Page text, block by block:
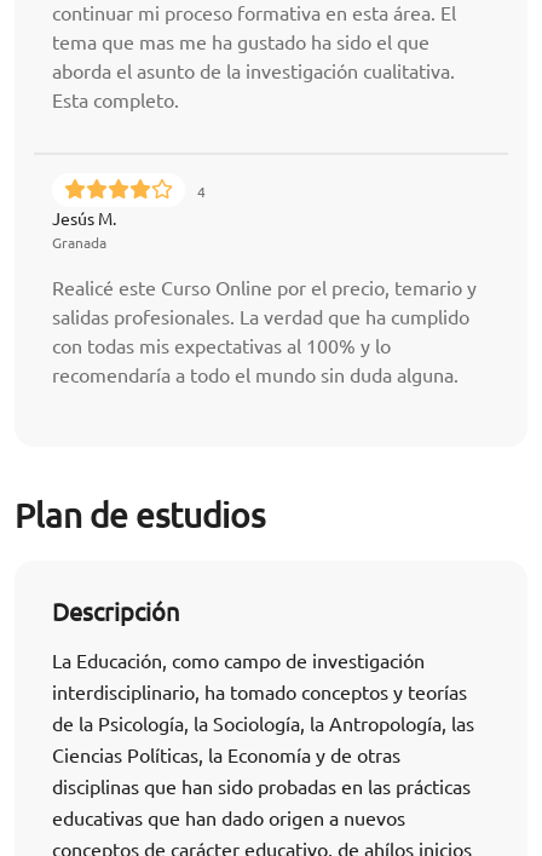
continuar mi proceso formativa en esta área. El
tema que mas me ha gustado ha sido el que
aborda el asunto de la investigación cualitativa.
Esta completo.
4
Jesús M.
Granada
Realicé este Curso Online por el precio, temario y
salidas profesionales. La verdad que ha cumplido
con todas mis expectativas al 100% y lo
recomendaría a todo el mundo sin duda alguna.
Plan de estudios
Descripción
La Educación, como campo de investigación
interdisciplinario, ha tomado conceptos y teorías
de la Psicología, la Sociología, la Antropología, las
Ciencias Políticas, la Economía y de otras
disciplinas que han sido probadas en las prácticas
educativas que han dado origen a nuevos
conceptos de carácter educativo, de ahílos inicios